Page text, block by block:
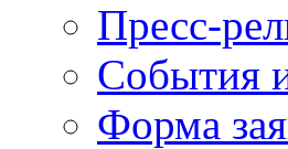
Пресс-
События
Форма